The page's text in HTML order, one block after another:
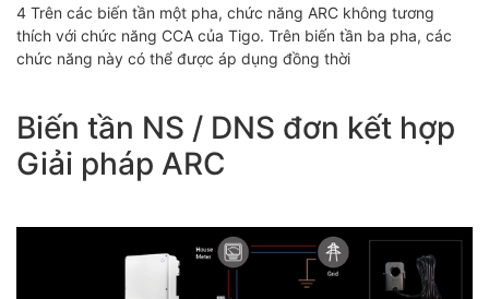
4 Trên các biến tần một pha, chức năng ARC không tương
thích với chức năng CCA của Tigo. Trên biến tần ba pha, các
chức năng này có thể được áp dụng đồng thời
Biến tần NS / DNS đơn kết hợp
Giải pháp ARC